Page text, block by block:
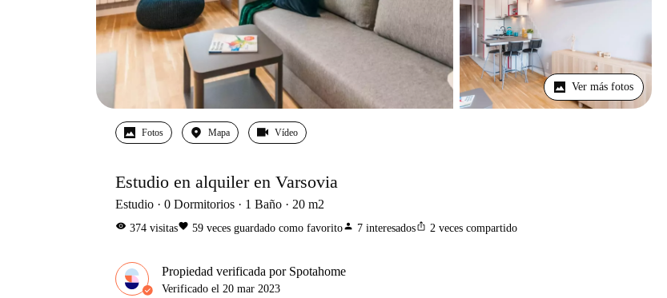
Ver más fotos
Fotos Mapa Vídeo
Estudio en alquiler en Varsovia
Estudio 0 Dormitorios 1 Baño 20 m2
visibility 374 visitasfavorite 59 veces guardado como favoritoperson 7 interesadosios_share 2 veces compartido
Propiedad verificada por Spotahome
Verificado el 20 mar 2023